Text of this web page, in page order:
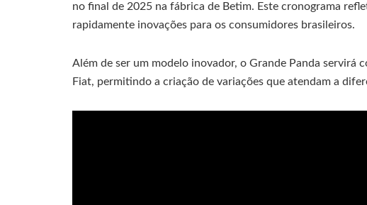
no final de 2025 na fábrica de Betim. Este cronograma
rapidamente inovações para os consumidores brasileiros.
Além de ser um modelo inovador, o Grande Panda servirá
Fiat, permitindo a criação de variações que atendam a